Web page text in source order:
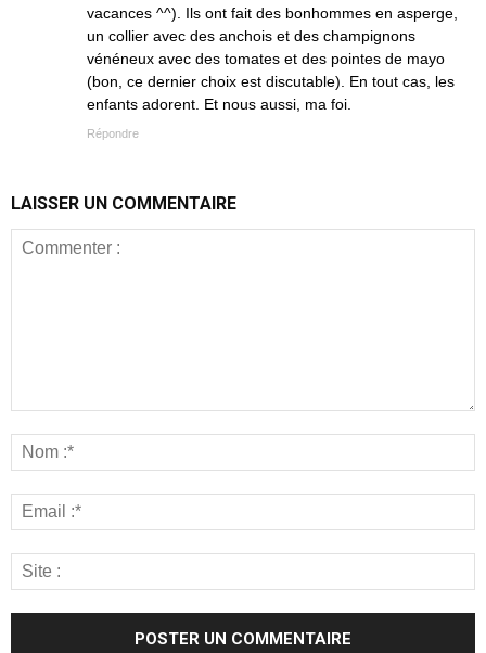
vacances ^^). Ils ont fait des bonhommes en asperge,
un collier avec des anchois et des champignons
vénéneux avec des tomates et des pointes de mayo
(bon, ce dernier choix est discutable). En tout cas, les
enfants adorent. Et nous aussi, ma foi.
Répondre
LAISSER UN COMMENTAIRE